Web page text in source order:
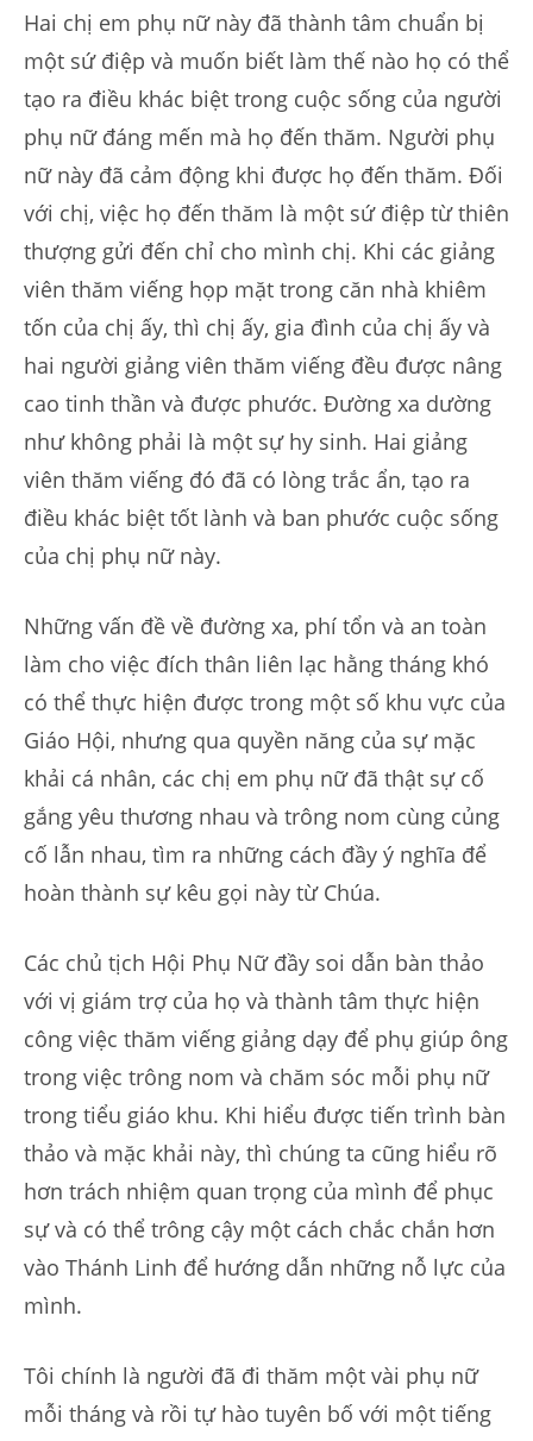
Hai chị em phụ nữ này đã thành tâm chuẩn bị
một sứ điệp và muốn biết làm thế nào họ có thể
tạo ra điều khác biệt trong cuộc sống của người
phụ nữ đáng mến mà họ đến thăm. Người phụ
nữ này đã cảm động khi được họ đến thăm. Đối
với chị, việc họ đến thăm là một sứ điệp từ thiên
thượng gửi đến chỉ cho mình chị. Khi các giảng
viên thăm viếng họp mặt trong căn nhà khiêm
tốn của chị ấy, thì chị ấy, gia đình của chị ấy và
hai người giảng viên thăm viếng đều được nâng
cao tinh thần và được phước. Đường xa dường
như không phải là một sự hy sinh. Hai giảng
viên thăm viếng đó đã có lòng trắc ẩn, tạo ra
điều khác biệt tốt lành và ban phước cuộc sống
của chị phụ nữ này.
Những vấn đề về đường xa, phí tổn và an toàn
làm cho việc đích thân liên lạc hằng tháng khó
có thể thực hiện được trong một số khu vực của
Giáo Hội, nhưng qua quyền năng của sự mặc
khải cá nhân, các chị em phụ nữ đã thật sự cố
gắng yêu thương nhau và trông nom cùng củng
cố lẫn nhau, tìm ra những cách đầy ý nghĩa để
hoàn thành sự kêu gọi này từ Chúa.
Các chủ tịch Hội Phụ Nữ đầy soi dẫn bàn thảo
với vị giám trợ của họ và thành tâm thực hiện
công việc thăm viếng giảng dạy để phụ giúp ông
trong việc trông nom và chăm sóc mỗi phụ nữ
trong tiểu giáo khu. Khi hiểu được tiến trình bàn
thảo và mặc khải này, thì chúng ta cũng hiểu rõ
hơn trách nhiệm quan trọng của mình để phục
sự và có thể trông cậy một cách chắc chắn hơn
vào Thánh Linh để hướng dẫn những nỗ lực của
mình.
Tôi chính là người đã đi thăm một vài phụ nữ
mỗi tháng và rồi tự hào tuyên bố với một tiếng